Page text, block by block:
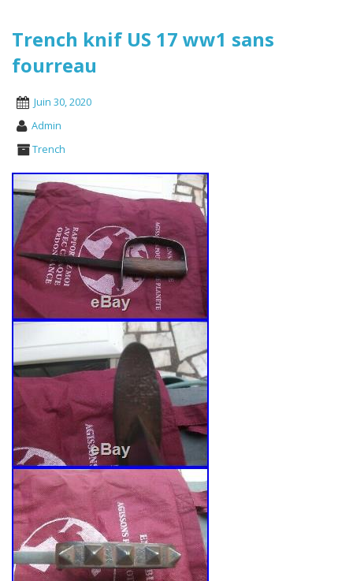
Trench knif US 17 ww1 sans
fourreau
Juin 30, 2020
Admin
Trench